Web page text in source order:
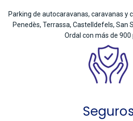
Parking de autocaravanas, caravanas y
Penedès, Terrassa, Castelldefels, San
Ordal con más de 900